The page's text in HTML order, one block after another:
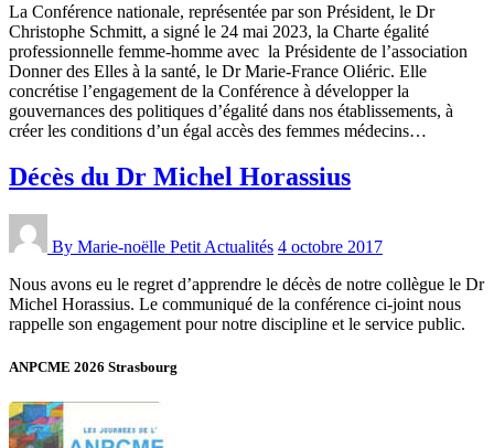
La Conférence nationale, représentée par son Président, le Dr
Christophe Schmitt, a signé le 24 mai 2023, la Charte égalité
professionnelle femme-homme avec la Présidente de l’association
Donner des Elles à la santé, le Dr Marie-France Oliéric. Elle
concrétise l’engagement de la Conférence à développer la
gouvernances des politiques d’égalité dans nos établissements, à
créer les conditions d’un égal accès des femmes médecins…
Décès du Dr Michel Horassius
By Marie-noëlle Petit Actualités 4 octobre 2017
Nous avons eu le regret d’apprendre le décès de notre collègue le Dr
Michel Horassius. Le communiqué de la conférence ci-joint nous
rappelle son engagement pour notre discipline et le service public.
ANPCME 2026 Strasbourg